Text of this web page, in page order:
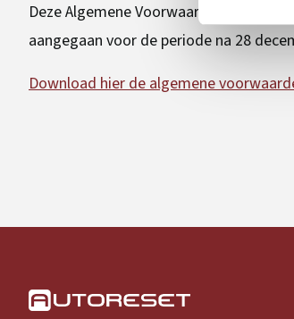
Deze Algemene Voorwaarden zijn van
aangegaan voor de periode na 28
Download hier de algemene